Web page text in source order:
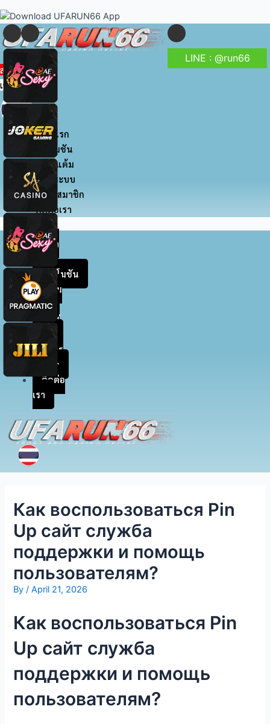
content
LINE : @run66
สมัครสมาชิก
เข้าสู่ระบบ
หน้าแรก
โปรโมชัน
สะสมแต้ม
เข้าสู่ระบบ
สมัครสมาชิก
ติดต่อเรา
หน้า
โปรโมชัน
สะสม
แต้ม
เข้าสู่
ระบบ
สมัคร
สมาชิก
ติดต่อ
เรา
Как воспользоваться Pin
Up сайт служба
поддержки и помощь
пользователям?
By/April 21, 2026
Как воспользоваться Pin
Up сайт служба
поддержки и помощь
пользователям?